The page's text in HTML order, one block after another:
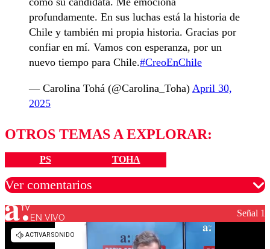
profundamente. En sus luchas está la historia de
Chile y también mi propia historia. Gracias por
confiar en mí. Vamos con esperanza, por un
nuevo tiempo para Chile.#CreoEnChile
— Carolina Tohá (@Carolina_Toha) April 30,
2025
OTROS TEMAS A EXPLORAR:
PS TOHA
Ver comentarios
Los comentarios son moderados para garantizar un
diálogo respetuoso.
EN VIVO Señal 1